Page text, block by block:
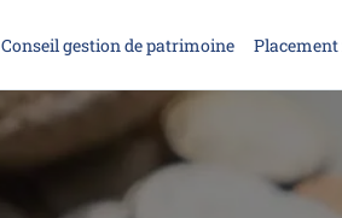
Conseil gestion de patrimoine